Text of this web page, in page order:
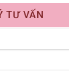
TƯ VẤN